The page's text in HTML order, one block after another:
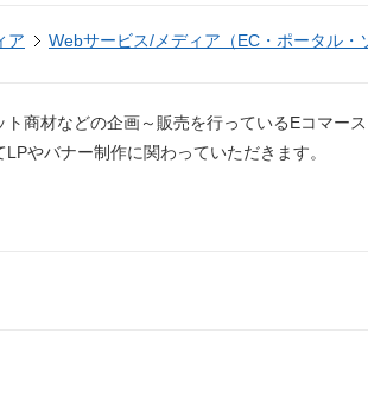
ア Webサービス/メディア（EC・ポータル・
商材などの企画～販売を行っているEコマー
やバナー制作に関わっていただきます。